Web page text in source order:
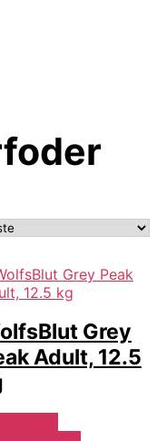
Grey
Adult, 12.5